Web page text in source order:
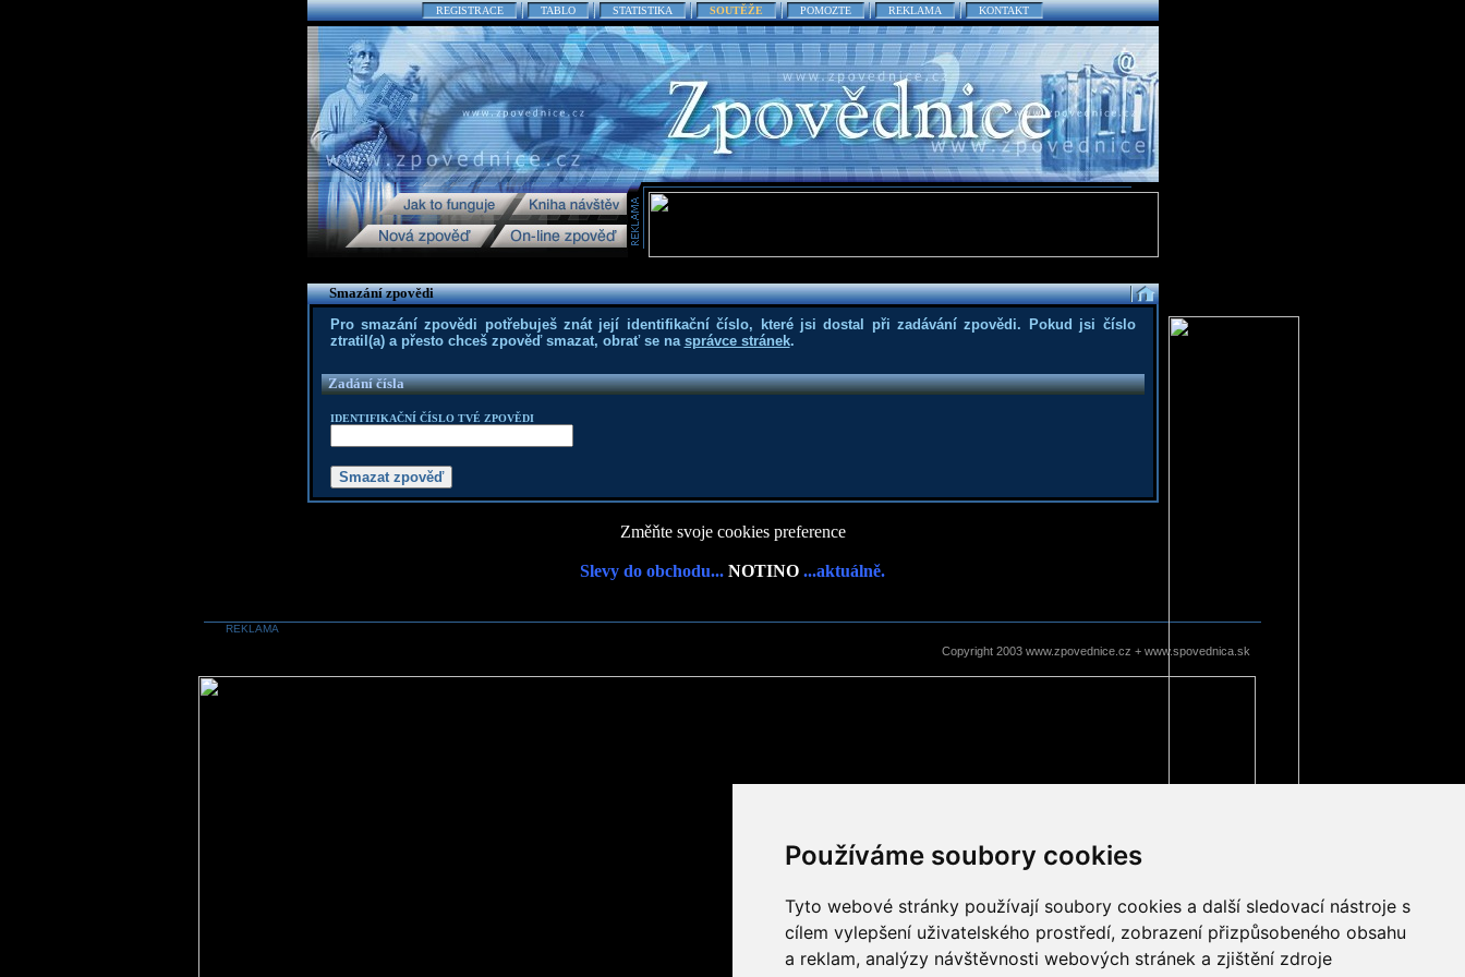
Používáme soubory cookies
Tyto webové stránky používají soubory cookies a další sledovací nástroje s
cílem vylepšení uživatelského prostředí, zobrazení přizpůsobeného obsahu
a reklam, analýzy návštěvnosti webových stránek a zjištění zdroje
REGISTRACE TABLO STATISTIKA SOUTĚŽE POMOZTE REKLAMA KONTAKT
Smazání zpovědi
Pro smazání zpovědi potřebuješ znát její identifikační číslo, které jsi dostal při zadávání zpovědi. Pokud jsi číslo
ztratil(a) a přesto chceš zpověď smazat, obrať se na správce stránek.
Zadání čísla
IDENTIFIKAČNÍ ČÍSLO TVÉ ZPOVĚDI
Změňte svoje cookies preference
Slevy do obchodu... NOTINO ...aktuálně.
REKLAMA
Copyright 2003 www.zpovednice.cz + www.spovednica.sk